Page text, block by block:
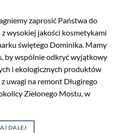
zaprosić Państwa do
wysokiej jakości kosmetykami
świętego Dominika. Mamy
by wspólnie odkryć wyjątkowy
i ekologicznych produktów
uwagi na remont Długirego
Zielonego Mostu, w
DALEJ